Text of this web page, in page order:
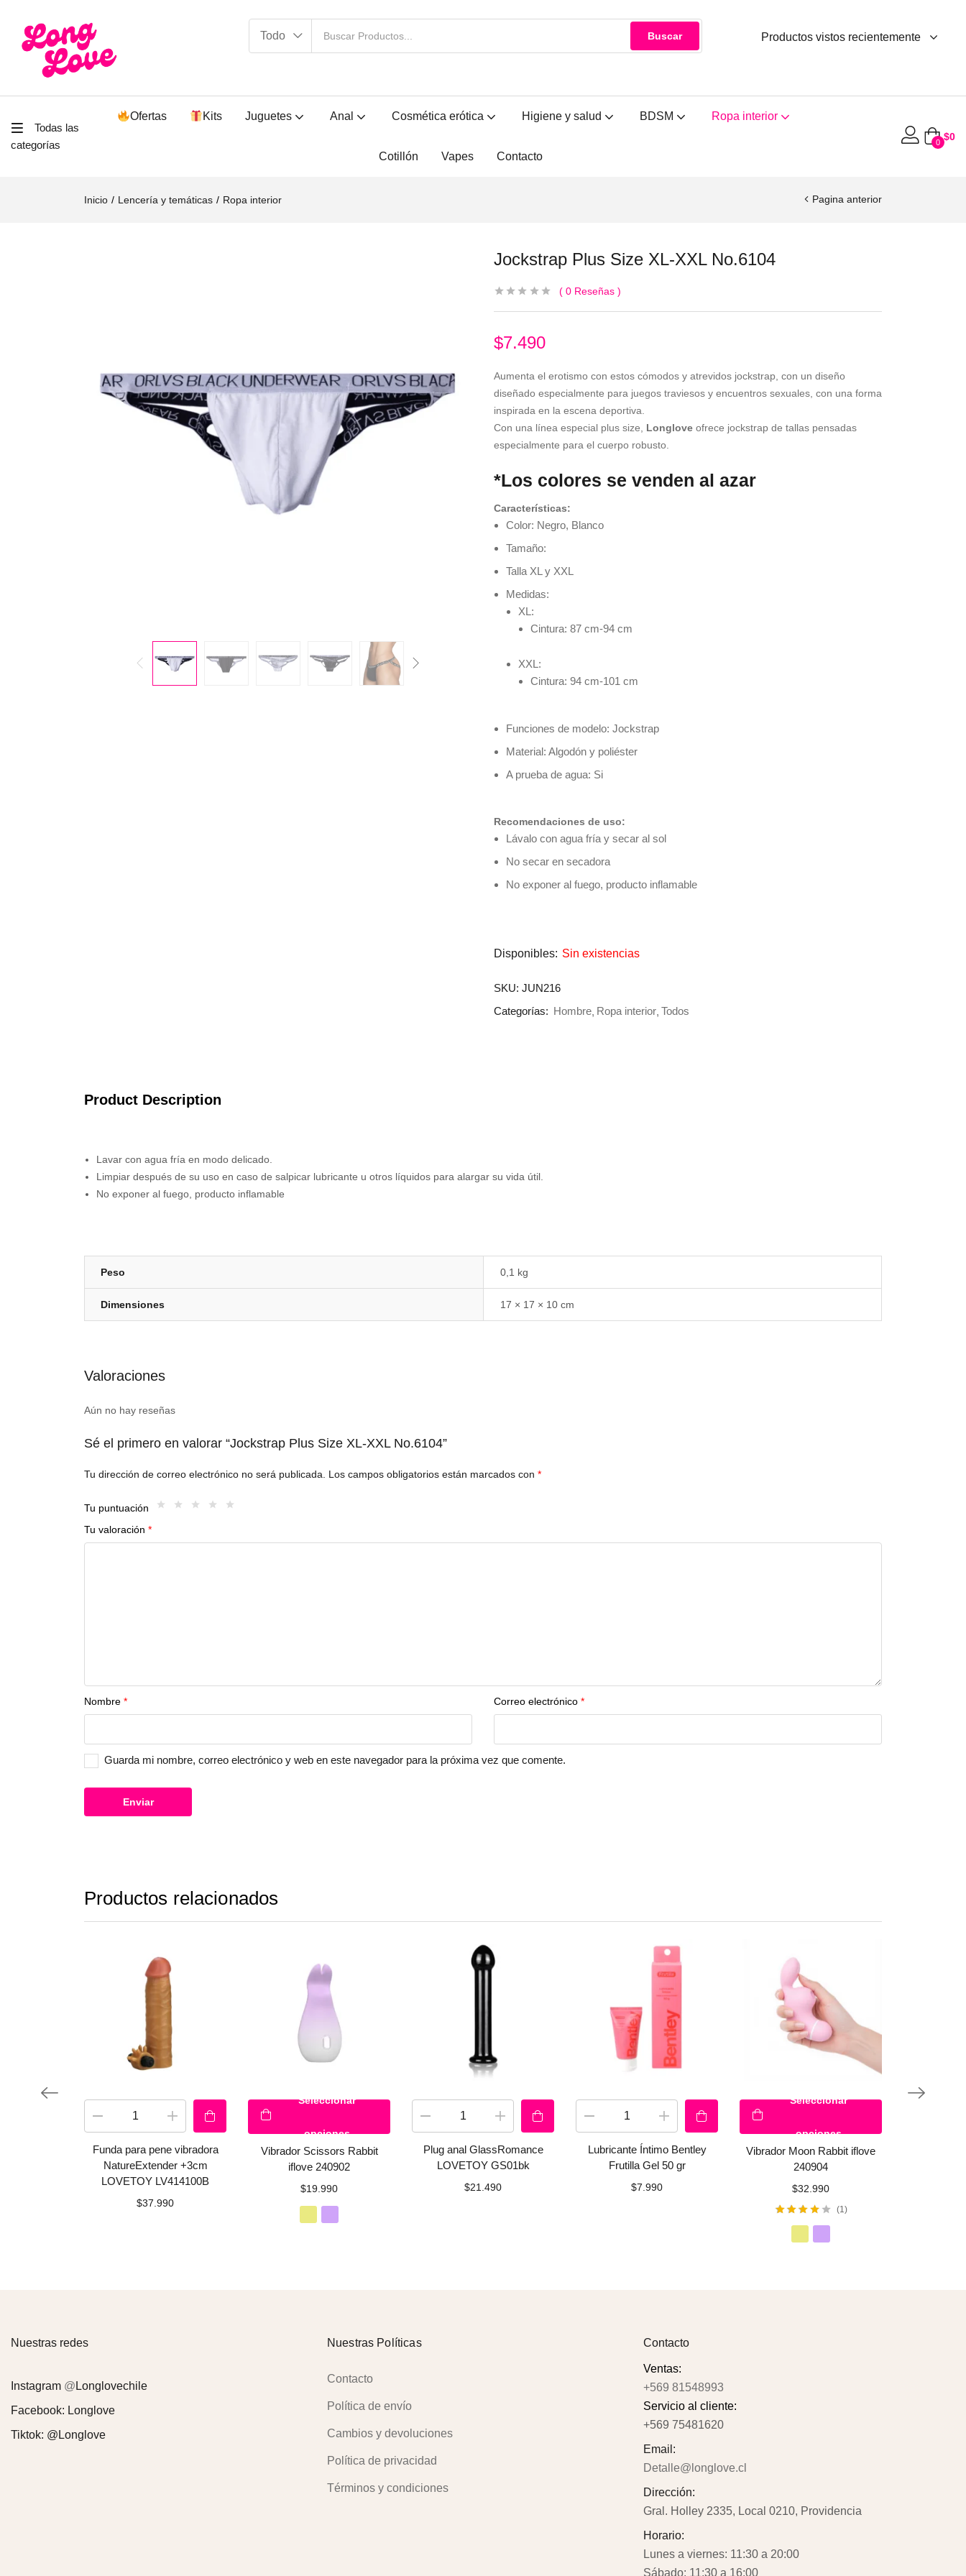
Todo Buscar Productos vistos recientemente
Todas las
categorías
Ofertas Kits Juguetes Anal Cosmética erótica Higiene y salud BDSM Ropa interior
Cotillón Vapes Contacto
0 $0
Inicio Lencería y temáticas Ropa interior Pagina anterior
Jockstrap Plus Size XL-XXL No.6104
Sin existencias
Jockstrap Plus Size XL-XXL No.6104
0 Reseñas
$7.490
Aumenta el erotismo con estos cómodos y atrevidos jockstrap, con un diseño
diseñado especialmente para juegos traviesos y encuentros sexuales, con una forma
inspirada en la escena deportiva.
Con una línea especial plus size, Longlove ofrece jockstrap de tallas pensadas
especialmente para el cuerpo robusto.
*Los colores se venden al azar
Características:
Color: Negro, Blanco
Tamaño:
Talla XL y XXL
Medidas:
XL:
Cintura: 87 cm-94 cm
XXL:
Cintura: 94 cm-101 cm
Funciones de modelo: Jockstrap
Material: Algodón y poliéster
A prueba de agua: Si
Recomendaciones de uso:
Lávalo con agua fría y secar al sol
No secar en secadora
No exponer al fuego, producto inflamable
Disponibles: Sin existencias
SKU: JUN216
Categorías: Hombre Ropa interior Todos
Product Description
Lavar con agua fría en modo delicado.
Limpiar después de su uso en caso de salpicar lubricante u otros líquidos para alargar su vida útil.
No exponer al fuego, producto inflamable
Peso 0,1 kg
Dimensiones 17 × 17 × 10 cm
Valoraciones
Aún no hay reseñas
Sé el primero en valorar “Jockstrap Plus Size XL-XXL No.6104”
Tu dirección de correo electrónico no será publicada. Los campos obligatorios están marcados con *
Tu puntuación
Tu valoración *
Nombre * Correo electrónico *
Guarda mi nombre, correo electrónico y web en este navegador para la próxima vez que comente.
Productos relacionados
Funda para pene vibradora
NatureExtender +3cm
LOVETOY LV414100B
$37.990
Seleccionar
opciones
Vibrador Scissors Rabbit
iflove 240902
$19.990
Plug anal GlassRomance
LOVETOY GS01bk
$21.490
Lubricante Íntimo Bentley
Frutilla Gel 50 gr
$7.990
Seleccionar
opciones
Vibrador Moon Rabbit iflove
240904
$32.990
5
1
Nuestras redes
Instagram @ Longlovechile
Facebook: Longlove
Tiktok: @Longlove
Nuestras Políticas
Contacto
Política de envío
Cambios y devoluciones
Política de privacidad
Términos y condiciones
Contacto
Ventas:
+569 81548993
Servicio al cliente:
+569 75481620
Email:
Detalle@longlove.cl
Dirección:
Gral. Holley 2335, Local 0210, Providencia
Horario:
Lunes a viernes: 11:30 a 20:00
Sábado: 11:30 a 16:00